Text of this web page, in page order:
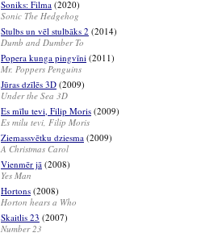
Soniks: Filma (2020)
Sonic The Hedgehog
Stulbs un vēl stulbāks 2 (2014)
Dumb and Dumber To
Popera kunga pingvīni (2011)
Mr. Poppers Penguins
Jūras dzīlēs 3D (2009)
Under the Sea 3D
Es mīlu tevi, Filip Moris (2009)
Es milu tevi, Filip Moris
Ziemassvētku dziesma (2009)
A Christmas Carol
Vienmēr jā (2008)
Yes Man
Hortons (2008)
Horton hears a Who
Skaitlis 23 (2007)
Number 23